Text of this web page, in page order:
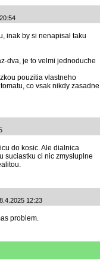
inak by si nenapisal taku
dva, je to velmi jednoduche
pouzitia vlastneho
co vsak nikdy zasadne
do kosic. Ale dialnica
suciastku ci nic zmysluplne
12:23
problem.